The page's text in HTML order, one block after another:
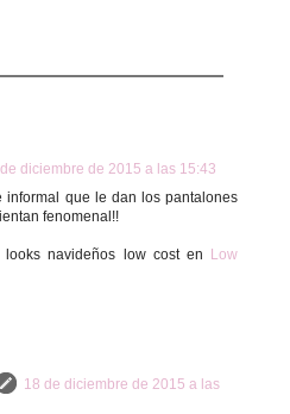
diciembre de 2015 a las 15:43
informal que le dan los pantalones
fenomenal!!
looks navideños low cost en Low
18 de diciembre de 2015 a las